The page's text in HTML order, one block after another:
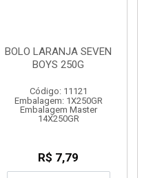
BOLO LARANJA SEVEN
BOYS 250G
Código: 11121
Embalagem: 1X250GR
Embalagem Master
14X250GR
R$ 7,79